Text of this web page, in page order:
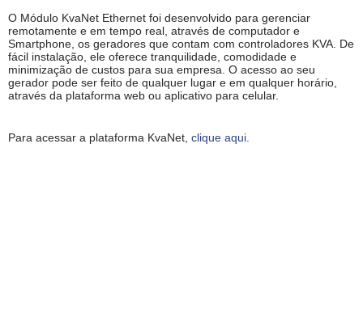
O Módulo KvaNet Ethernet foi desenvolvido para gerenciar
remotamente e em tempo real, através de computador e
Smartphone, os geradores que contam com controladores KVA. De
fácil instalação, ele oferece tranquilidade, comodidade e
minimização de custos para sua empresa. O acesso ao seu
gerador pode ser feito de qualquer lugar e em qualquer horário,
através da plataforma web ou aplicativo para celular.
Para acessar a plataforma KvaNet, clique aqui.